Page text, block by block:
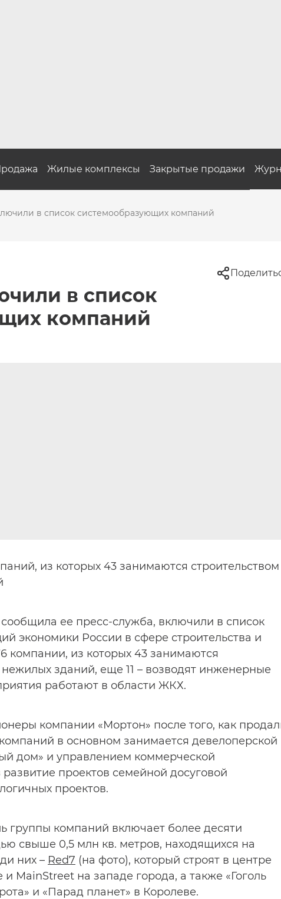
Жилые комплексы Закрытые продажи
в список системообразующих компаний
в список
компаний
из которых 43 занимаются строительством
ее пресс-служба, включили в список
экономики России в сфере строительства и
компании, из которых 43 занимаются
зданий, еще 11 – возводят инженерные
работают в области ЖКХ.
компании «Мортон» после того, как
в основном занимается девелоперской
дом» и управлением коммерческой
проектов семейной досуговой
проектов.
группы компаний включает более десяти
свыше 0,5 млн кв. метров, находящихся на
них – Red7 (на фото), который строят в центре
MainStreet на западе города, а также «Гоголь
и «Парад планет» в Королеве.